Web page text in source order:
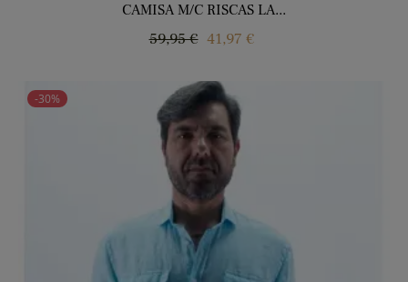
CAMISA M/C RISCAS LA...
Regular
59,95 € Price
41,97 €
-30%